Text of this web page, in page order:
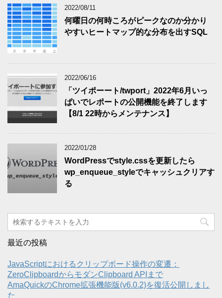
2022/08/11
何曜日の何時ころがピークなのか分かり
やすいヒートマップ的な分布を出すSQL
2022/06/16
「ツイポーート/twport」2022年6月いっ
ぱいでレポートの公開機能を終了します
【8/1 22時からメンテナンス】
2022/01/28
WordPressでstyle.cssを更新したら
wp_enqueue_styleでキャッシュクリアす
る
最近の投稿
JavaScriptにおけるクリップボード操作の変遷：
ZeroClipboardからモダンClipboard APIまで
AmaQuickのChrome拡張機能版(v6.0.2)を復活公開しまし
た